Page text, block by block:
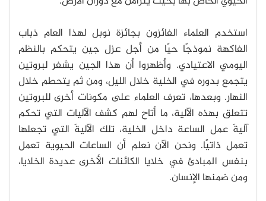
استخدم العلماء الفائزون بجائزة نوبل لهذا العام ذباب
الفاكهة نموذجًا حيًا من أجل عزل جين يتحكم بالنظم
اليومي الاعتيادي. وأظهروا أن هذا الجين يشفر لبروتين
يتجمع بدوره في الخلية خلال الليل، ومن ثم يتحطم خلال
النهار. وبعدها، تعرف العلماء على مكونات أخرى للبروتين
تتعلق بهذه الآلية، ما أتاح لهم كشف الآليات التي تحكم
آليةَ عمل الساعة داخل الخلية، تلك الآليةَ التي تجعلها
تعمل ذاتيًا. ونحن الآن نعلم أن الساعات الحيوية تعمل
بنفس المبادئ في خلايا الكائنات الأخرى عديدة الخلايا،
ومن ضمنها الإنسان.